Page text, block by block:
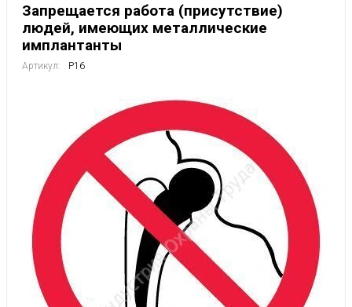
Запрещается работа (присутствие)
людей, имеющих металлические
имплантанты
Артикул: Р16